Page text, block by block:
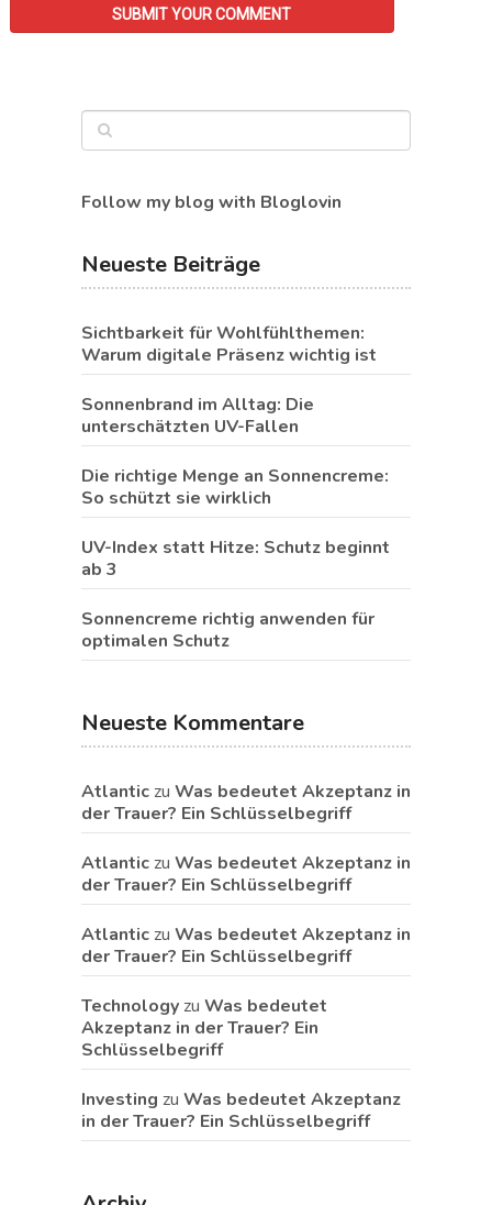
Follow my blog with Bloglovin
Neueste Beiträge
Sichtbarkeit für Wohlfühlthemen:
Warum digitale Präsenz wichtig ist
Sonnenbrand im Alltag: Die
unterschätzten UV-Fallen
Die richtige Menge an Sonnencreme:
So schützt sie wirklich
UV-Index statt Hitze: Schutz beginnt
ab 3
Sonnencreme richtig anwenden für
optimalen Schutz
Neueste Kommentare
Atlantic zu Was bedeutet Akzeptanz in
der Trauer? Ein Schlüsselbegriff
Atlantic zu Was bedeutet Akzeptanz in
der Trauer? Ein Schlüsselbegriff
Atlantic zu Was bedeutet Akzeptanz in
der Trauer? Ein Schlüsselbegriff
Technology zu Was bedeutet
Akzeptanz in der Trauer? Ein
Schlüsselbegriff
Investing zu Was bedeutet Akzeptanz
in der Trauer? Ein Schlüsselbegriff